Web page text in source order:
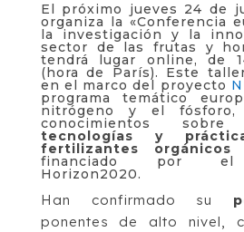
El próximo jueves 24 de
organiza la «Conferencia
la investigación y la
sector de las frutas y
tendrá lugar online, de
(hora de París). Este
en el marco del proyecto
programa temático
nitrógeno y el fósforo,
conocimientos
tecnologías y
fertilizantes orgánicos
financiado por el
Horizon2020.
Han confirmado su
ponentes de alto nivel,